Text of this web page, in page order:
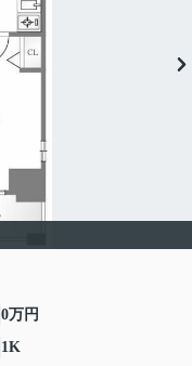
0万円
1K